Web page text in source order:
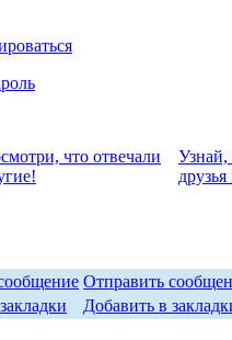
что отвeчали
Узнай,
Отправить
Добавить в